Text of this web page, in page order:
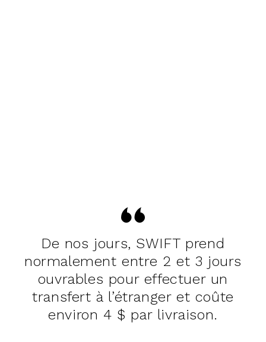
De nos jours, SWIFT prend
normalement entre 2 et 3 jours
ouvrables pour effectuer un
transfert à l’étranger et coûte
environ 4 $ par livraison.